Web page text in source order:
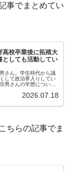
事でまとめてい
高校卒業後に拓殖大
としても活動してい
さん。学生時代から議
して政治界入りしてい
男さんの学歴について
2026.07.18
ちらの記事でま